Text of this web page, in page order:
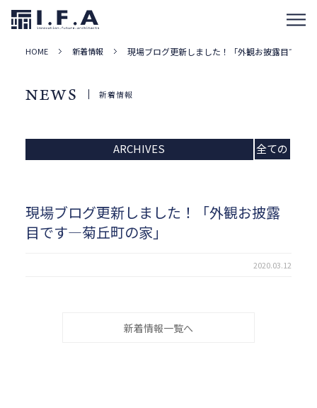
HOME 新着情報 現場ブログ更新しました！「外観お披露目です―
NEWS 新着情報
ARCHIVES
全ての
現場ブログ更新しました！「外観お披露
目です―菊丘町の家」
2020.03.12
新着情報一覧へ